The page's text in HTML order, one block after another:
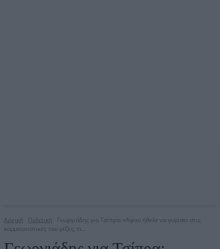
Αρχική Πολιτική
Γεωργιάδης για Τσίπρα: «Αφού ήθελε να γυρίσει στις
κομμουνιστικές του ρίζες, τι...